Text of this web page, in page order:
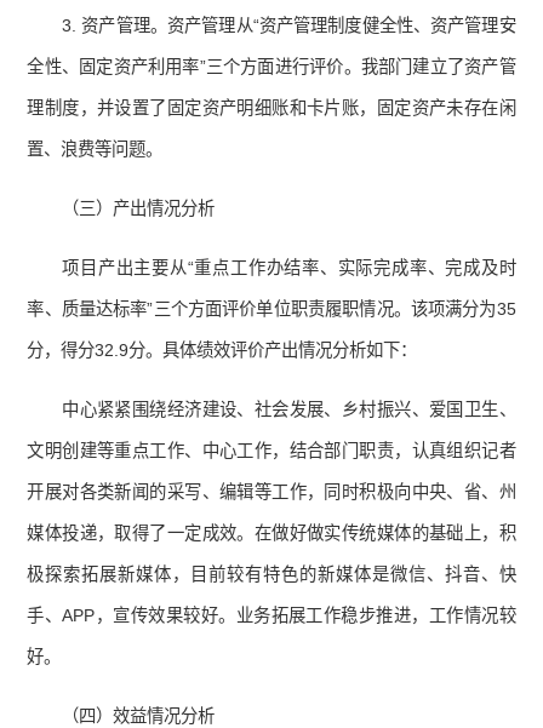
3. 资产管理。资产管理从“资产管理制度健全性、资产管理安
全性、固定资产利用率”三个方面进行评价。我部门建立了资产管
理制度，并设置了固定资产明细账和卡片账，固定资产未存在闲
置、浪费等问题。
（三）产出情况分析
项目产出主要从“重点工作办结率、实际完成率、完成及时
率、质量达标率”三个方面评价单位职责履职情况。该项满分为35
分，得分32.9分。具体绩效评价产出情况分析如下：
中心紧紧围绕经济建设、社会发展、乡村振兴、爱国卫生、
文明创建等重点工作、中心工作，结合部门职责，认真组织记者
开展对各类新闻的采写、编辑等工作，同时积极向中央、省、州
媒体投递，取得了一定成效。在做好做实传统媒体的基础上，积
极探索拓展新媒体，目前较有特色的新媒体是微信、抖音、快
手、APP，宣传效果较好。业务拓展工作稳步推进，工作情况较
好。
（四）效益情况分析